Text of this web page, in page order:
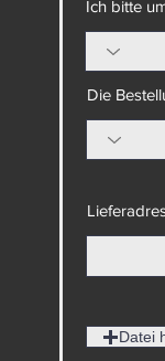
Ich bitte
Die
Datei